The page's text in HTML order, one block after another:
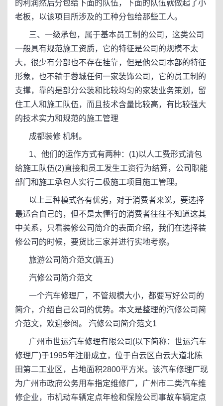
的利润然后分包给下面的队伍，下面的队伍就做起了小
老板，以该项目所涉及的工种分包给那些工人。
三、一级承包，属于基本员工制的公司，这类公司
一般具有规范施工资质，它的特征是公司的规模不太
大，很少有分部也不存在挂靠，但是他公司本部的特征
形象，也不输于蓉城任何一家装饰公司，它的员工制的
支撑，靠的是部分公装和比较均匀的家装业务策划，留
住工人和施工队伍，而且技术含量比较高，有比较强大
的技术实力和规范的施工管理
成都装修 机制。
1、他们的运作方式有两种：(1)以人工费形式清包
给施工队伍(2)直接和员工发生工资行为结算，公司职能
部门和施工承包人实行二极施工项目施工管理。
以上三种模式各有优劣，对于消费者来说，要选择
最适合自己的，但不是太懂行的消费者往往不知道这其
中关系，只看装修公司简介的表面介绍，我们在选择装
修公司的时候，要货比三家并进行实地考察。
旅游公司简介范文(篇五)
汽修公司简介范文
一个汽车修理厂，不管规模大小，都要写好公司的
简介，介绍自己公司的优势。本文是整理的汽修公司简
介范文，欢迎参阅。 汽修公司简介范文1
广州市世运汽车修理有限公司(以下简称：世运汽车
修理厂)于1995年注册成立，位于白云区白云大道北陈
田第二工业区，占地面积2800平方米。该汽车修理厂现
为广州市政府公务用车指定维修厂，广州市二类汽车维
修企业，市机动车辆定点年检和保险公司事故车辆定点